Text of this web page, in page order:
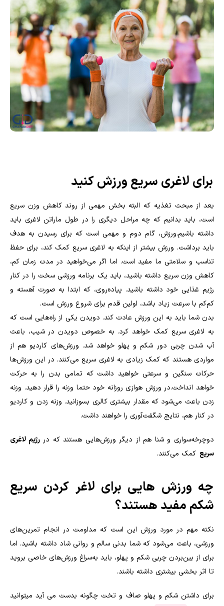
برای لاغری سریع ورزش کنید
بعد از مبحث تغذیه که البته بخش مهمی از روند کاهش وزن سریع
است، باید بدانیم که چه مراحل دیگری را در طول ماراتن لاغری باید
داشته باشیم.ورزش، گام دوم و مهمی است که برای رسیدن به هدف
باید برداشت. ورزش بیشتر از اینکه به لاغری سریع کمک کند، برای حفظ
تناسب و سلامتی ما مفید است. اما اگر می‌خواهید در مدت زمان کم،
کاهش وزن سریع داشته باشید، باید یک برنامه ورزشی سخت را در کنار
رژیم غذایی خود داشته باشید. پیاده‌روی، که ابتدا به صورت آهسته و
کم‌کم با سرعت زیاد باشد، اولین قدم برای شروع ورزش است.
بدن شما باید به این ورزش عادت کند. دویدن یکی از راه‌هایی است که
به لاغری سریع کمک خواهد کرد. به خصوص دویدن در شیب، باعث
آب شدن چربی دور شکم و پهلو خواهد شد. ورزش‌های کاردیو هم از
مواردی هستند که کمک زیادی به لاغری سریع می‌کنند. در این ورزش‌ها
حرکات سنگین و سرعتی خواهید داشت که تمامی بدن را به حرکت
خواهد انداخت.در ورزش هوازی روزانه خود حتما وزنه را قرار دهید. وزنه
زدن باعث می‌شود که مقدار بیشتری کالری بسوزانید. وزنه زدن و کاردیو
در کنار هم، نتایج شگفت‌آوری را خواهند داشت.
دوچرخه‌سواری و شنا هم از دیگر ورزش‌هایی هستند که در رژیم لاغری
سریع کمک می‌کنند.
چه ورزش‌ هایی برای لاغر کردن سریع
شکم مفید هستند؟
نکته مهم در مورد ورزش این است که مداومت در انجام تمرین‌های
ورزشی، باعث می‌شود که شما بدنی سالم و روانی شاد داشته باشید. اما
برای از بین‌بردن چربی شکم و پهلو، باید به‌سراغ ورزش‌های خاصی بروید
تا اثر بخشی بیشتری داشته باشند.
برای داشتن شکم و پهلو صاف و تخت چگونه بدست می آید میتوانید